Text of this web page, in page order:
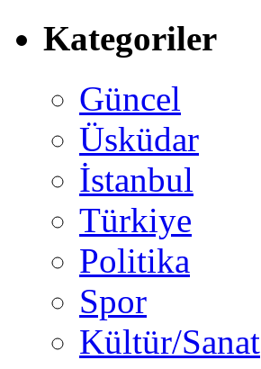
Kategoriler
Güncel
Üsküdar
İstanbul
Türkiye
Politika
Spor
Kültür/Sanat